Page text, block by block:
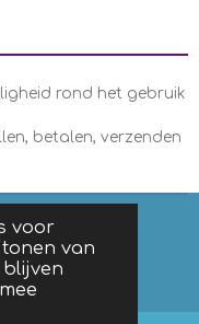
voor
van
rond het gebruik
betalen, verzenden